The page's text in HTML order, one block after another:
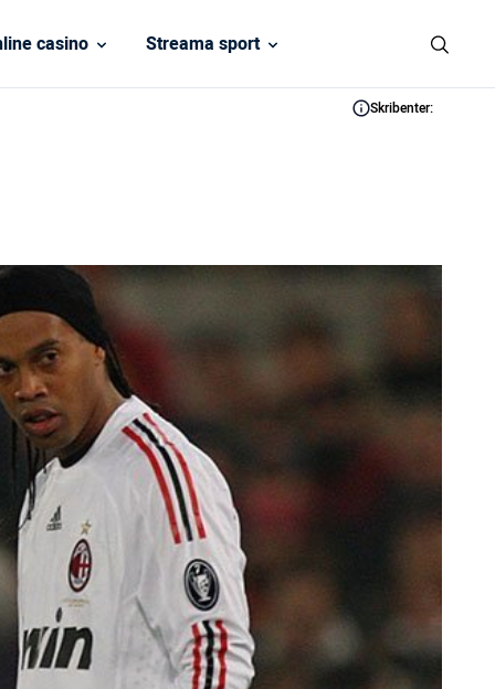
casino Streama sport
Skribenter: